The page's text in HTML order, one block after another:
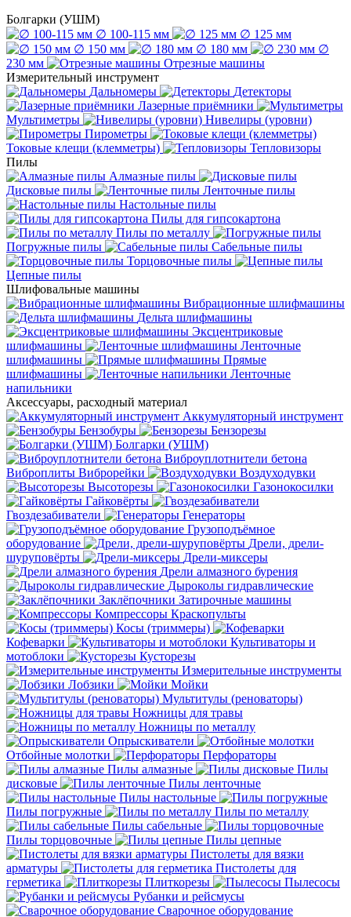
Болгарки (УШМ)
∅ 100-115 мм
∅ 125 мм
∅ 150 мм
∅ 180 мм
∅
230 мм
Отрезные машины
Измерительный инструмент
Дальномеры
Детекторы
Лазерные приёмники
Мультиметры
Нивелиры (уровни)
Пирометры
Токовые клещи (клемметры)
Тепловизоры
Пилы
Алмазные пилы
Дисковые пилы
Ленточные пилы
Настольные пилы
Пилы для гипсокартона
Пилы по металлу
Погружные пилы
Сабельные пилы
Торцовочные пилы
Цепные пилы
Шлифовальные машины
Вибрационные шлифмашины
Дельта шлифмашины
Эксцентриковые
шлифмашины
Ленточные
шлифмашины
Прямые
шлифмашины
Ленточные
напильники
Аксессуары, расходный материал
Аккумуляторный инструмент
Бензобуры
Бензорезы
Болгарки (УШМ)
Виброуплотнители бетона
Виброплиты Виброрейки
Воздуходувки
Высоторезы
Газонокосилки
Гайковёрты
Гвоздезабиватели
Генераторы
Грузоподъёмное
оборудование
Дрели, дрели-
шуруповёрты
Дрели-миксеры
Дрели алмазного бурения
Дыроколы гидравлические
Заклёпочники Затирочные машины
Компрессоры Краскопульты
Косы (триммеры)
Кофеварки
Культиваторы и
мотоблоки
Кусторезы
Измерительные инструменты
Лобзики
Мойки
Мультитулы (реноваторы)
Ножницы для травы
Ножницы по металлу
Опрыскиватели
Отбойные молотки
Перфораторы
Пилы алмазные
Пилы
дисковые
Пилы ленточные
Пилы настольные
Пилы погружные
Пилы по металлу
Пилы сабельные
Пилы торцовочные
Пилы цепные
Пистолеты для вязки
арматуры
Пистолеты для
герметика
Плиткорезы
Пылесосы
Рубанки и рейсмусы
Сварочное оборудование